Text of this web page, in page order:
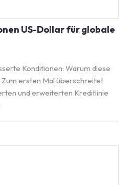
US-Dollar für globale
Konditionen: Warum diese
ersten Mal überschreitet
und erweiterten Kreditlinie